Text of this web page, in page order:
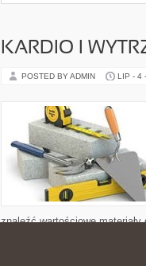
KARDIO I
POSTED BY ADMIN LIP - 4
znaleźć wartościowe